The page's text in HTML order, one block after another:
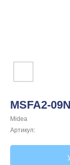
MSFA2-
Midea
Артикул: